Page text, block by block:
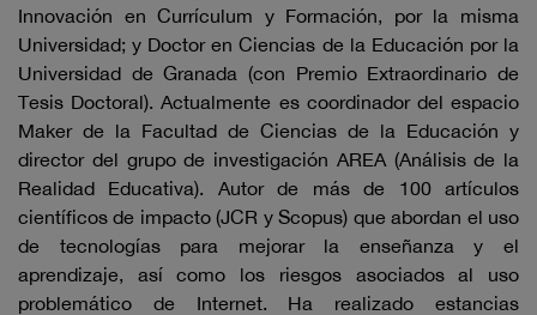
Innovación en Currículum y Formación, por la misma
Universidad; y Doctor en Ciencias de la Educación por la
Universidad de Granada (con Premio Extraordinario de
Tesis Doctoral). Actualmente es coordinador del espacio
Maker de la Facultad de Ciencias de la Educación y
director del grupo de investigación AREA (Análisis de la
Realidad Educativa). Autor de más de 100 artículos
científicos de impacto (JCR y Scopus) que abordan el uso
de tecnologías para mejorar la enseñanza y el
aprendizaje, así como los riesgos asociados al uso
problemático de Internet. Ha realizado estancias